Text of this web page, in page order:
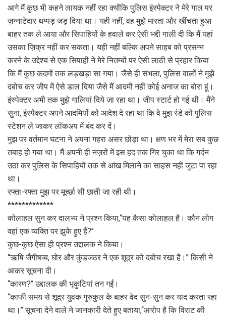
आगे मैं कुछ भी कहने लायक नहीं रहा क्योंकि पुलिस इंस्पेक्टर ने मेरे गाल पर
ज़न्नाटेदार थप्पड़ जड़ दिया था। यही नहीं, वह मुझे मारता और खींचता हुआ
बाहर तक ले आया और सिपाहियों के हवाले कर ऐसी भद्दी गाली दी कि मैं यहां
उसका ज़िक्र नहीं कर सकता। यही नहीं बल्कि अपने साहब को प्रसन्न
करने के उद्देश्य से एक सिपाही ने मेरे नितम्बों पर ऐसी लाठी से प्रहार किया
कि मैं कुछ कदमों तक लड़खड़ा सा गया। जैसे ही संभला, पुलिस वालों ने मुझे
दबोच कर जीप में ऐसे डाल दिया जैसे मैं आदमी नहीं कोई अनाज का बोरा हूं।
इंस्पेक्टर अभी तक मुझे गालियां दिये जा रहा था। जीप स्टार्ट हो गई थी। मैंने
सुना, इंस्पेक्टर अपने आदमियों को आदेश दे रहा था कि वे मुझ रंडे को पुलिस
स्टेशन ले जाकर लॉकअप में बंद कर दें।
मुझ पर वर्तमान घटना ने अपना गहरा असर छोड़ा था। क्षण भर में मेरा सब कुछ
तबाह हो गया था। मैं अपनी ही नज़रों में इस हद तक गिर चुका था कि गर्दन
उठा कर पुलिस के सिपाहियों तक से आंख मिलाने का साहस नहीं जुटा पा रहा
था।
रफ्ता-रफ्ता मुझ पर मूर्च्छा सी छाती जा रही थी।
*************
कोलाहल सुन कर दालभ्य ने प्रश्न किया,‘‘यह कैसा कोलाहल है। कौन लोग
वहां एक व्यक्ति पर झुके हुए हैं?’’
कुछ-कुछ ऐसा ही प्रश्न उद्दालक ने किया।
‘‘ऋषि जैगीषव्य, घोर और कुंडजठर ने एक शूद्र को दबोच रखा है।’’ किसी ने
आकर सूचना दी।
‘‘कारण?’’ उद्दालक की भृकुटियां तन गईं।
‘‘काफी समय से शूद्र युवक गुरुकुल के बाहर वेद सुन-सुन कर याद करता रहा
था।’’ सूचना देने वाले ने जानकारी देते हुए बताया,‘‘आरोप है कि विराट की